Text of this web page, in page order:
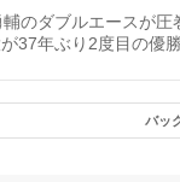
のダブルエースが圧
37年ぶり2度目の優勝
バッ